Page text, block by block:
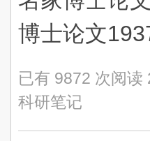
博士论文
已有 9872 次阅读
科研笔记